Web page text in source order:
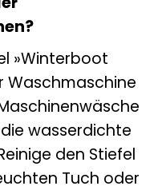
»Winterboot
Waschmaschine
wasserdichte
den Stiefel
Tuch oder